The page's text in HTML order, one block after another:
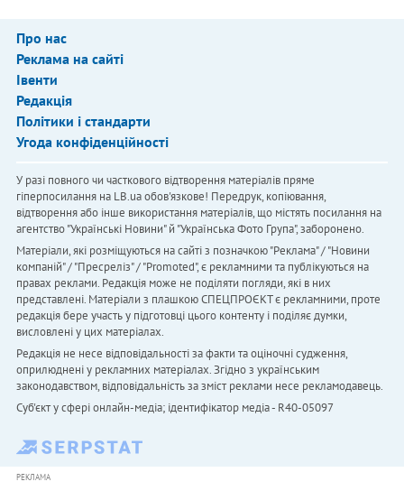
Про нас
Реклама на сайті
Івенти
Редакція
Політики і стандарти
Угода конфіденційності
У разі повного чи часткового відтворення матеріалів пряме
гіперпосилання на LB.ua обов'язкове! Передрук, копіювання,
відтворення або інше використання матеріалів, що містять посилання на
агентство "Українськi Новини" й "Українська Фото Група", заборонено.
Матеріали, які розміщуються на сайті з позначкою "Реклама" / "Новини
компаній" / "Пресреліз" / "Promoted", є рекламними та публікуються на
правах реклами. Редакція може не поділяти погляди, які в них
представлені. Матеріали з плашкою СПЕЦПРОЄКТ є рекламними, проте
редакція бере участь у підготовці цього контенту і поділяє думки,
висловлені у цих матеріалах.
Редакція не несе відповідальності за факти та оціночні судження,
оприлюднені у рекламних матеріалах. Згідно з українським
законодавством, відповідальність за зміст реклами несе рекламодавець.
Cуб'єкт у сфері онлайн-медіа; ідентифікатор медіа - R40-05097
РЕКЛАМА